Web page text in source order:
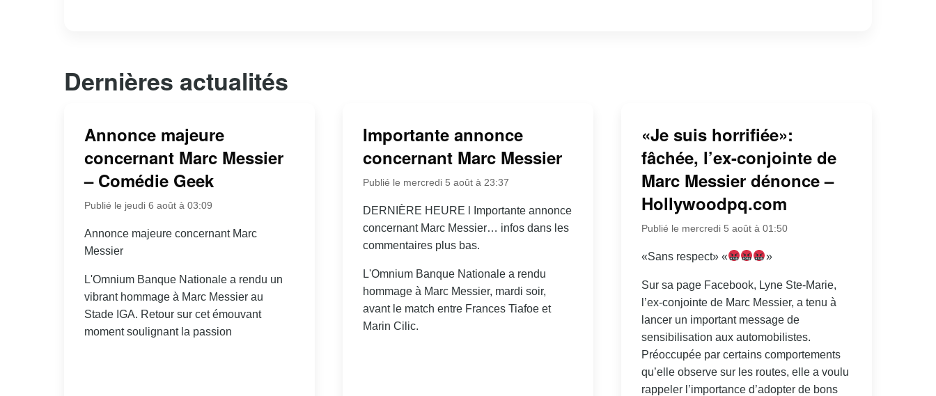
Dernières actualités
Annonce majeure
concernant Marc Messier
– Comédie Geek
Publié le jeudi 6 août à 03:09
Annonce majeure concernant Marc
Messier
L'Omnium Banque Nationale a rendu un
vibrant hommage à Marc Messier au
Stade IGA. Retour sur cet émouvant
moment soulignant la passion
Importante annonce
concernant Marc Messier
Publié le mercredi 5 août à 23:37
DERNIÈRE HEURE l Importante annonce
concernant Marc Messier… infos dans les
commentaires plus bas.
L'Omnium Banque Nationale a rendu
hommage à Marc Messier, mardi soir,
avant le match entre Frances Tiafoe et
Marin Cilic.
«Je suis horrifiée»:
fâchée, l’ex-conjointe de
Marc Messier dénonce –
Hollywoodpq.com
Publié le mercredi 5 août à 01:50
«Sans respect» « »
Sur sa page Facebook, Lyne Ste-Marie,
l’ex-conjointe de Marc Messier, a tenu à
lancer un important message de
sensibilisation aux automobilistes.
Préoccupée par certains comportements
qu’elle observe sur les routes, elle a voulu
rappeler l’importance d’adopter de bons